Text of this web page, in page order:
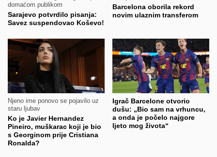
domaćom publikom
Sarajevo potvrdilo pisanja:
Savez suspendovao Koševo!
Barcelona oborila rekord
novim ulaznim transferom
Njeno ime ponovo se pojavilo uz
staru ljubav
Ko je Javier Hernandez
Pineiro, muškarac koji je bio
s Georginom prije Cristiana
Ronalda?
Igrač Barcelone otvorio
dušu: „Bio sam na vrhuncu,
a onda je počelo najgore
ljeto mog života“